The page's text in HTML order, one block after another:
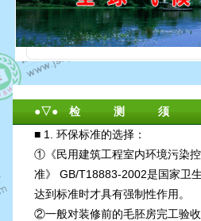
●▽● 检 测 须
■ 1. 环保标准的选择：
①《民用建筑工程室内环境污染
准》 GB/T18883-2002是国家卫
达到标准时才具有强制性作用。
②一般对装修前的毛胚房完工验